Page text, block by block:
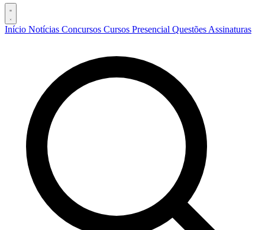
Início Notícias Concursos Cursos Presencial Questões Assinaturas